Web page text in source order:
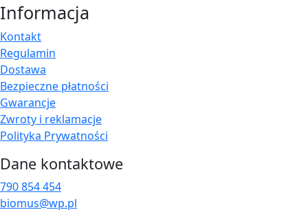
Informacja
Kontakt
Regulamin
Dostawa
Bezpieczne płatności
Gwarancje
Zwroty i reklamacje
Polityka Prywatności
Dane kontaktowe
790 854 454
biomus@wp.pl